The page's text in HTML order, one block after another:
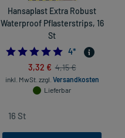
Hansaplast Extra Robust
Waterproof Pflasterstrips, 16
St
5.0
4*
3,32 € 4,15 €
inkl. MwSt. zzgl. Versandkosten
Lieferbar